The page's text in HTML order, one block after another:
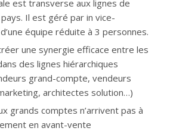
est transverse aux lignes de
Il est géré par in vice-
équipe réduite à 3 personnes.
une synergie efficace entre les
des lignes hiérarchiques
grand-compte, vendeurs
architectes solution…)
grands comptes n’arrivent pas à
en avant-vente